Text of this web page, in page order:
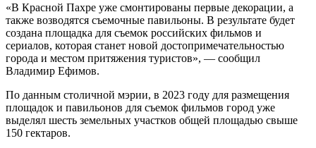
«В Красной Пахре уже смонтированы первые декорации, а
также возводятся съемочные павильоны. В результате будет
создана площадка для съемок российских фильмов и
сериалов, которая станет новой достопримечательностью
города и местом притяжения туристов», — сообщил
Владимир Ефимов.
По данным столичной мэрии, в 2023 году для размещения
площадок и павильонов для съемок фильмов город уже
выделял шесть земельных участков общей площадью свыше
150 гектаров.